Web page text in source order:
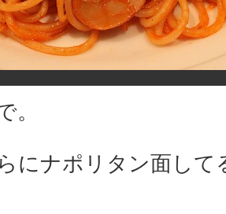
。
にナポリタン面して